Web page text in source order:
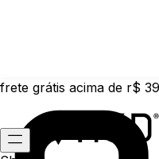
frete grátis acima de r$